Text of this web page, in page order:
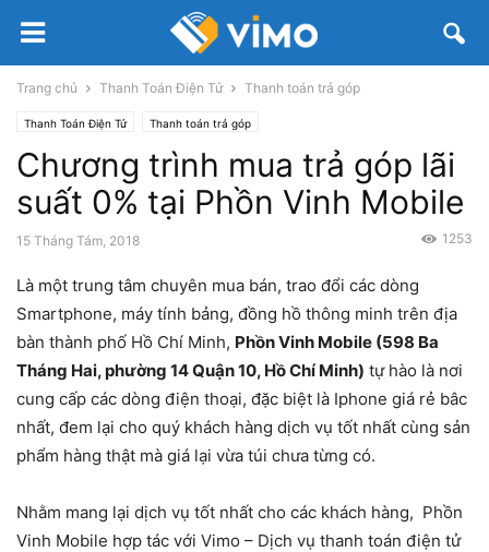
Trang chủ Thanh Toán Điện Tử Thanh toán trả góp
Thanh Toán Điện Tử Thanh toán trả góp
Chương trình mua trả góp lãi
suất 0% tại Phồn Vinh Mobile
15 Tháng Tám, 2018 1253
Là một trung tâm chuyên mua bán, trao đổi các dòng
Smartphone, máy tính bảng, đồng hồ thông minh trên địa
bàn thành phố Hồ Chí Minh, Phồn Vinh Mobile (598 Ba
Tháng Hai, phường 14 Quận 10, Hồ Chí Minh) tự hào là nơi
cung cấp các dòng điện thoại, đặc biệt là Iphone giá rẻ bâc
nhất, đem lại cho quý khách hàng dịch vụ tốt nhất cùng sản
phẩm hàng thật mà giá lại vừa túi chưa từng có.
Nhằm mang lại dịch vụ tốt nhất cho các khách hàng, Phồn
Vinh Mobile hợp tác với Vimo – Dịch vụ thanh toán điện tử